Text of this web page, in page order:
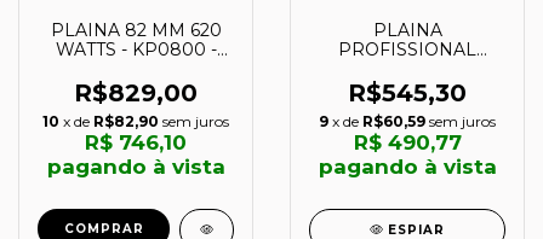
PLAINA 82 MM 620
WATTS - KP0800 -
R$829,00
10 x de R$82,90 sem juros
R$ 746,10
pagando à vista
COMPRAR
PLAINA
PROFISSIONAL
M1902B - MAKITA
R$545,30
9 x de R$60,59 sem juros
R$ 490,77
pagando à vista
ESPIAR